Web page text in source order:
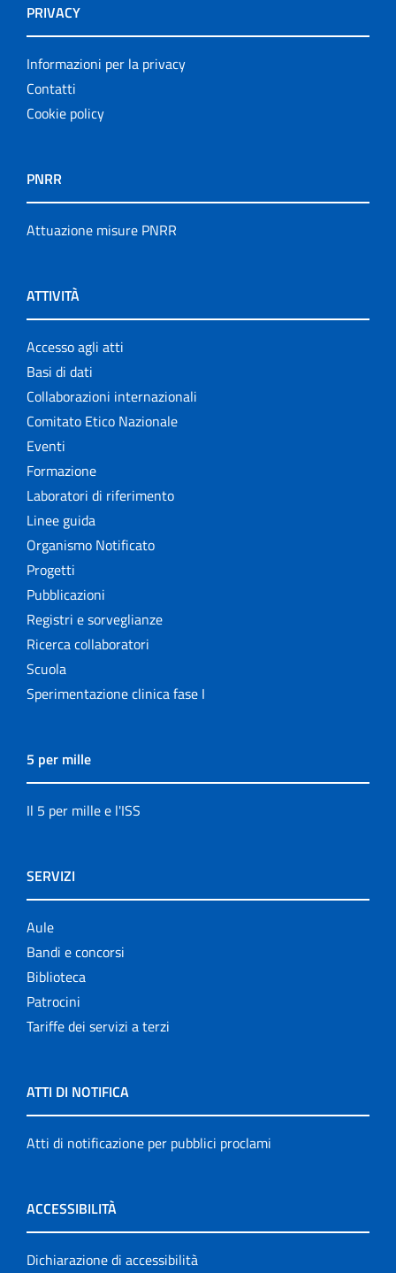
PRIVACY
Informazioni per la privacy
Contatti
Cookie policy
PNRR
Attuazione misure PNRR
ATTIVITÀ
Accesso agli atti
Basi di dati
Collaborazioni internazionali
Comitato Etico Nazionale
Eventi
Formazione
Laboratori di riferimento
Linee guida
Organismo Notificato
Progetti
Pubblicazioni
Registri e sorveglianze
Ricerca collaboratori
Scuola
Sperimentazione clinica fase I
5 per mille
Il 5 per mille e l'ISS
SERVIZI
Aule
Bandi e concorsi
Biblioteca
Patrocini
Tariffe dei servizi a terzi
ATTI DI NOTIFICA
Atti di notificazione per pubblici proclami
ACCESSIBILITÀ
Dichiarazione di accessibilità